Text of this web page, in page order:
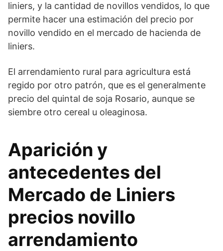
liniers, y la cantidad de novillos vendidos, lo que
permite hacer una estimación del precio por
novillo vendido en el mercado de hacienda de
liniers.
El arrendamiento rural para agricultura está
regido por otro patrón, que es el generalmente
precio del quintal de soja Rosario, aunque se
siembre otro cereal u oleaginosa.
Aparición y
antecedentes del
Mercado de Liniers
precios novillo
arrendamiento